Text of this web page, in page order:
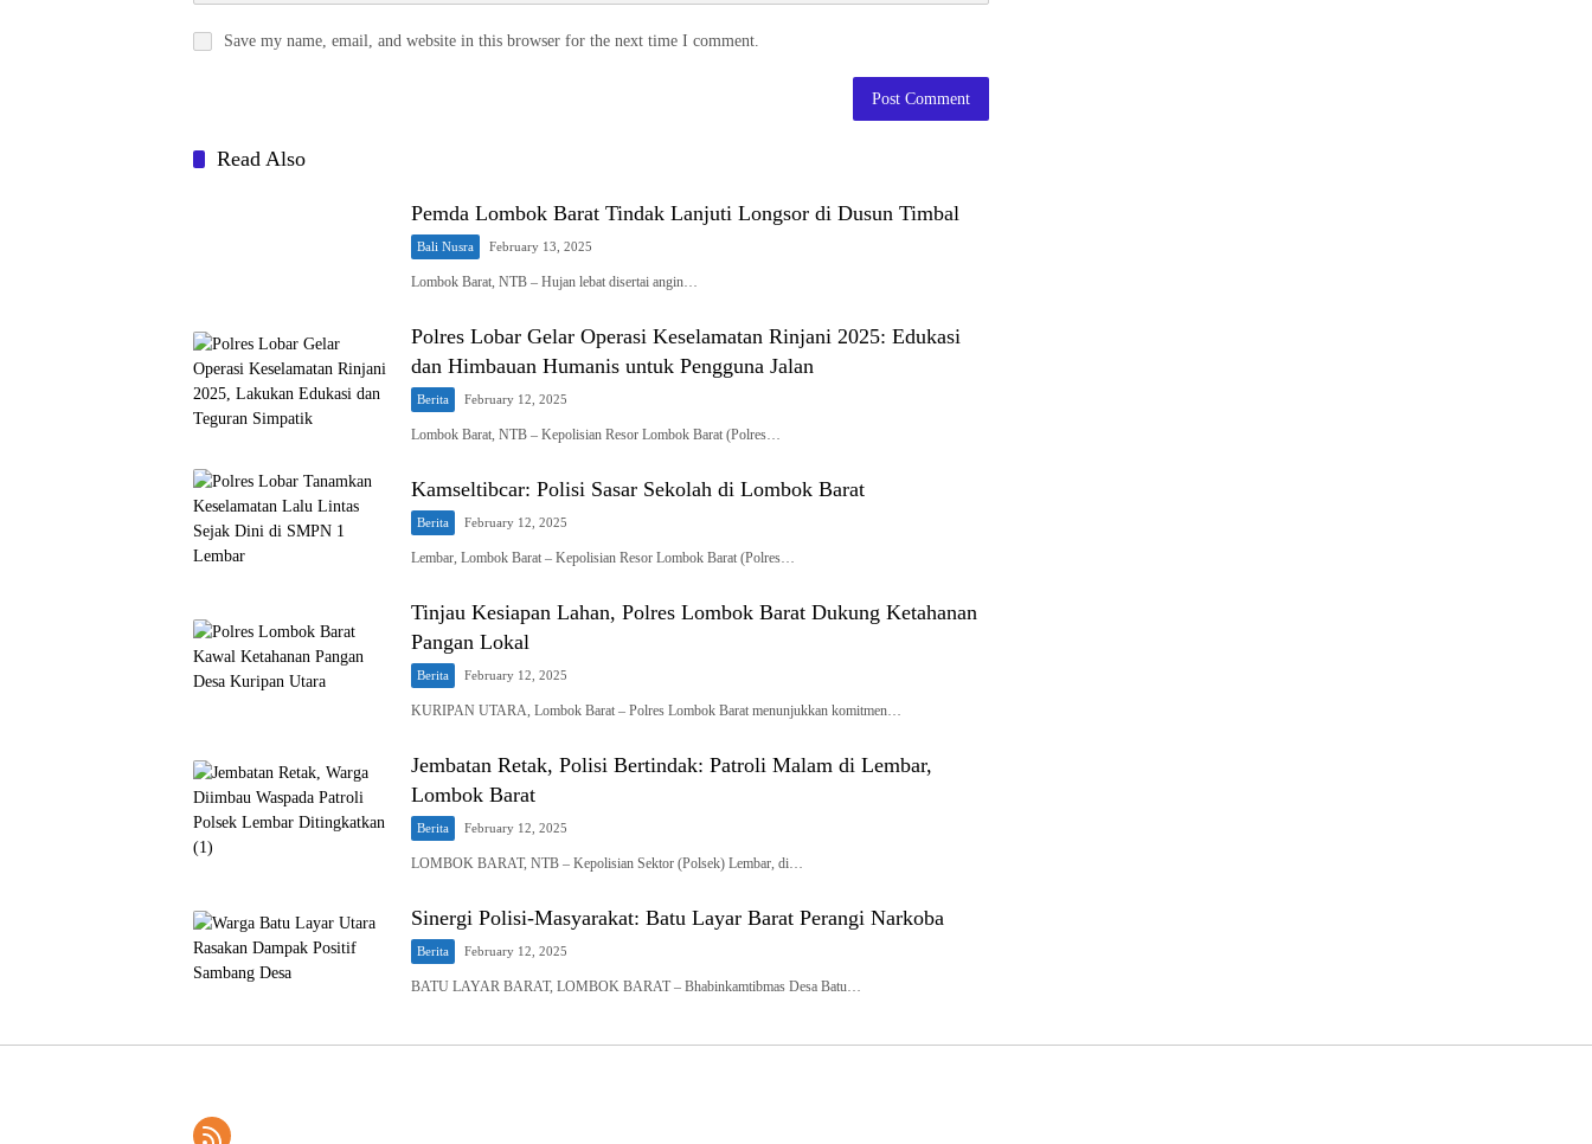
Save my name, email, and website in this browser for the next time I comment.
Read Also
Pemda Lombok Barat Tindak Lanjuti Longsor di Dusun Timbal
Bali Nusra February 13, 2025
Lombok Barat, NTB – Hujan lebat disertai angin…
Polres Lobar Gelar Operasi Keselamatan Rinjani 2025: Edukasi
dan Himbauan Humanis untuk Pengguna Jalan
Berita February 12, 2025
Lombok Barat, NTB – Kepolisian Resor Lombok Barat (Polres…
Kamseltibcar: Polisi Sasar Sekolah di Lombok Barat
Berita February 12, 2025
Lembar, Lombok Barat – Kepolisian Resor Lombok Barat (Polres…
Tinjau Kesiapan Lahan, Polres Lombok Barat Dukung Ketahanan
Pangan Lokal
Berita February 12, 2025
KURIPAN UTARA, Lombok Barat – Polres Lombok Barat menunjukkan komitmen…
Jembatan Retak, Polisi Bertindak: Patroli Malam di Lembar,
Lombok Barat
Berita February 12, 2025
LOMBOK BARAT, NTB – Kepolisian Sektor (Polsek) Lembar, di…
Sinergi Polisi-Masyarakat: Batu Layar Barat Perangi Narkoba
Berita February 12, 2025
BATU LAYAR BARAT, LOMBOK BARAT – Bhabinkamtibmas Desa Batu…